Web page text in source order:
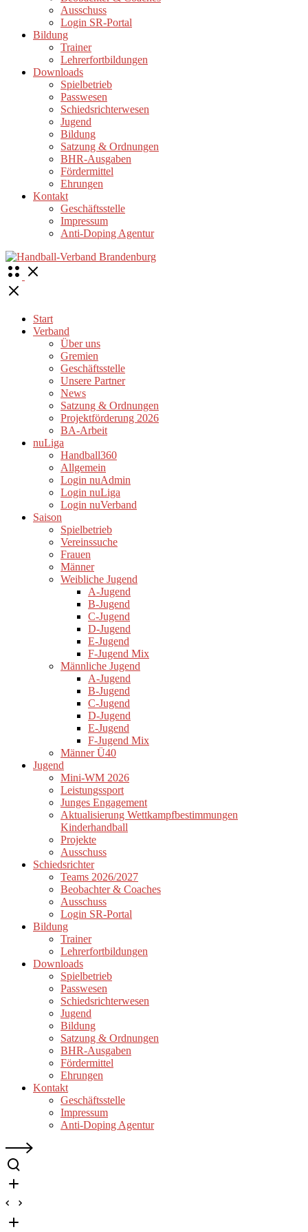
Ausschuss
Login SR-Portal
Bildung
Trainer
Lehrerfortbildungen
Downloads
Spielbetrieb
Passwesen
Schiedsrichterwesen
Jugend
Bildung
Satzung & Ordnungen
BHR-Ausgaben
Fördermittel
Ehrungen
Kontakt
Geschäftsstelle
Impressum
Anti-Doping Agentur
Open
Menu
Close
Start
Verband
Über uns
Gremien
Geschäftsstelle
Unsere Partner
News
Satzung & Ordnungen
Projektförderung 2026
BA-Arbeit
nuLiga
Handball360
Allgemein
Login nuAdmin
Login nuLiga
Login nuVerband
Saison
Spielbetrieb
Vereinssuche
Frauen
Männer
Weibliche Jugend
A-Jugend
B-Jugend
C-Jugend
D-Jugend
E-Jugend
F-Jugend Mix
Männliche Jugend
A-Jugend
B-Jugend
C-Jugend
D-Jugend
E-Jugend
F-Jugend Mix
Männer Ü40
Jugend
Mini-WM 2026
Leistungssport
Junges Engagement
Aktualisierung Wettkampfbestimmungen
Kinderhandball
Projekte
Ausschuss
Schiedsrichter
Teams 2026/2027
Beobachter & Coaches
Ausschuss
Login SR-Portal
Bildung
Trainer
Lehrerfortbildungen
Downloads
Spielbetrieb
Passwesen
Schiedsrichterwesen
Jugend
Bildung
Satzung & Ordnungen
BHR-Ausgaben
Fördermittel
Ehrungen
Kontakt
Geschäftsstelle
Impressum
Anti-Doping Agentur